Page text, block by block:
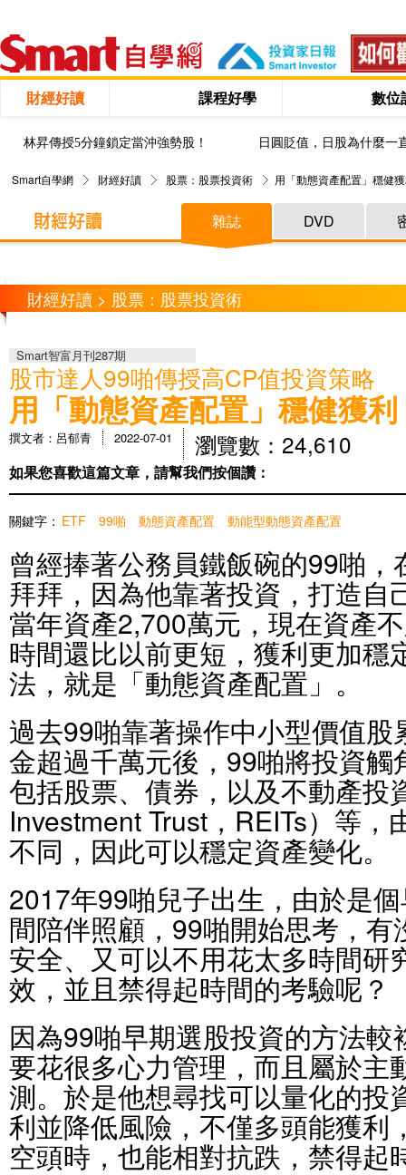
財經好讀 課程好學 數位
林昇傳授5分鐘鎖定當沖強勢股！ 日圓貶值，日股為什麼一
Smart自學網 財經好讀 股票：股票投資術 用「動態資產配置」穩健
雜誌 DVD
財經好讀 > 股票：股票投資術
Smart智富月刊287期
股市達人99啪傳授高CP值投資策略
用「動態資產配置」穩健獲利
撰文者：呂郁青 2022-07-01 瀏覽數：24,610
如果您喜歡這篇文章，請幫我們按個讚：
關鍵字： ETF 99啪 動態資產配置 動能型動態資產配置
曾經捧著公務員鐵飯碗的99啪
拜拜，因為他靠著投資，打造自
當年資產2,700萬元，現在資產
時間還比以前更短，獲利更加穩
法，就是「動態資產配置」。
過去99啪靠著操作中小型價值
金超過千萬元後，99啪將投資
包括股票、債券，以及不動產投
Investment Trust，REITs）等
不同，因此可以穩定資產變化。
2017年99啪兒子出生，由於是
間陪伴照顧，99啪開始思考，
安全、又可以不用花太多時間研
效，並且禁得起時間的考驗呢？
因為99啪早期選股投資的方法
要花很多心力管理，而且屬於主
測。於是他想尋找可以量化的投
利並降低風險，不僅多頭能獲利
空頭時，也能相對抗跌，禁得起